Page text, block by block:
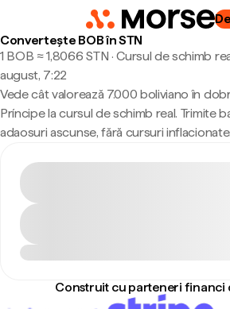
Convertește BOB în STN
1 BOB ≈ 1,8066 STN · Cursul de schimb
august, 7:22
Vede cât valorează 7.000 boliviano în
Príncipe la cursul de schimb real. Trimite
adaosuri ascunse, fără cursuri inflacionate.
Construit cu parteneri financi